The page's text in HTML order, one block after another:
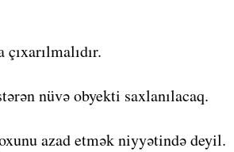
nüvə obyekti saxlanılacaq.
azad etmək niyyətində deyil.